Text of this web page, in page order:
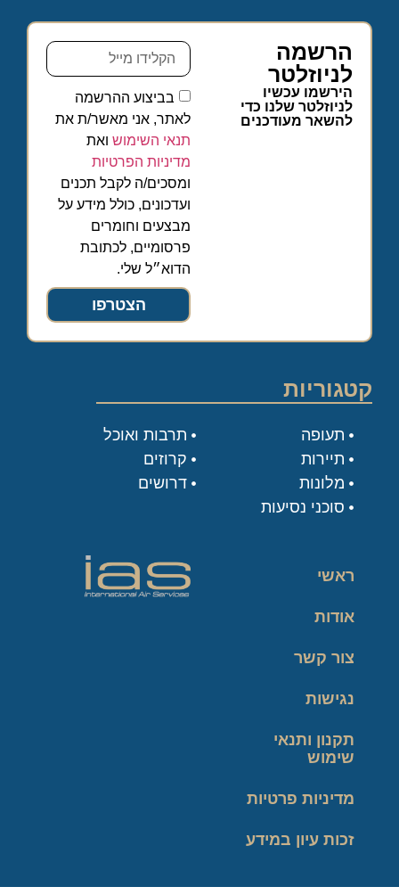
הרשמה
לניוזלטר
הירשמו עכשיו
לניוזלטר שלנו כדי
להשאר מעודכנים
בביצוע ההרשמה
לאתר, אני מאשר/ת את
תנאי השימושואת
מדיניות הפרטיות
ומסכים/ה לקבל תכנים
ועדכונים, כולל מידע על
מבצעים וחומרים
פרסומיים, לכתובת
הדוא״ל שלי.
הצטרפו
קטגוריות
תעופה
תיירות
מלונות
סוכני נסיעות
תרבות ואוכל
קרוזים
דרושים
ראשי
אודות
צור קשר
נגישות
תקנון ותנאי
שימוש
מדיניות פרטיות
זכות עיון במידע